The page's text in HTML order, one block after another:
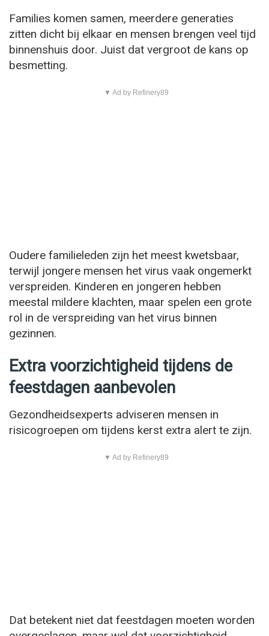
Families komen samen, meerdere generaties
zitten dicht bij elkaar en mensen brengen veel tijd
binnenshuis door. Juist dat vergroot de kans op
besmetting.
▼ Ad by Refinery89
Oudere familieleden zijn het meest kwetsbaar,
terwijl jongere mensen het virus vaak ongemerkt
verspreiden. Kinderen en jongeren hebben
meestal mildere klachten, maar spelen een grote
rol in de verspreiding van het virus binnen
gezinnen.
Extra voorzichtigheid tijdens de
feestdagen aanbevolen
Gezondheidsexperts adviseren mensen in
risicogroepen om tijdens kerst extra alert te zijn.
▼ Ad by Refinery89
Dat betekent niet dat feestdagen moeten worden